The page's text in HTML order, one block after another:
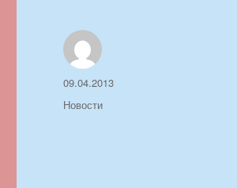
Автор
Опубликовано
09.04.2013
Рубрики
Новости